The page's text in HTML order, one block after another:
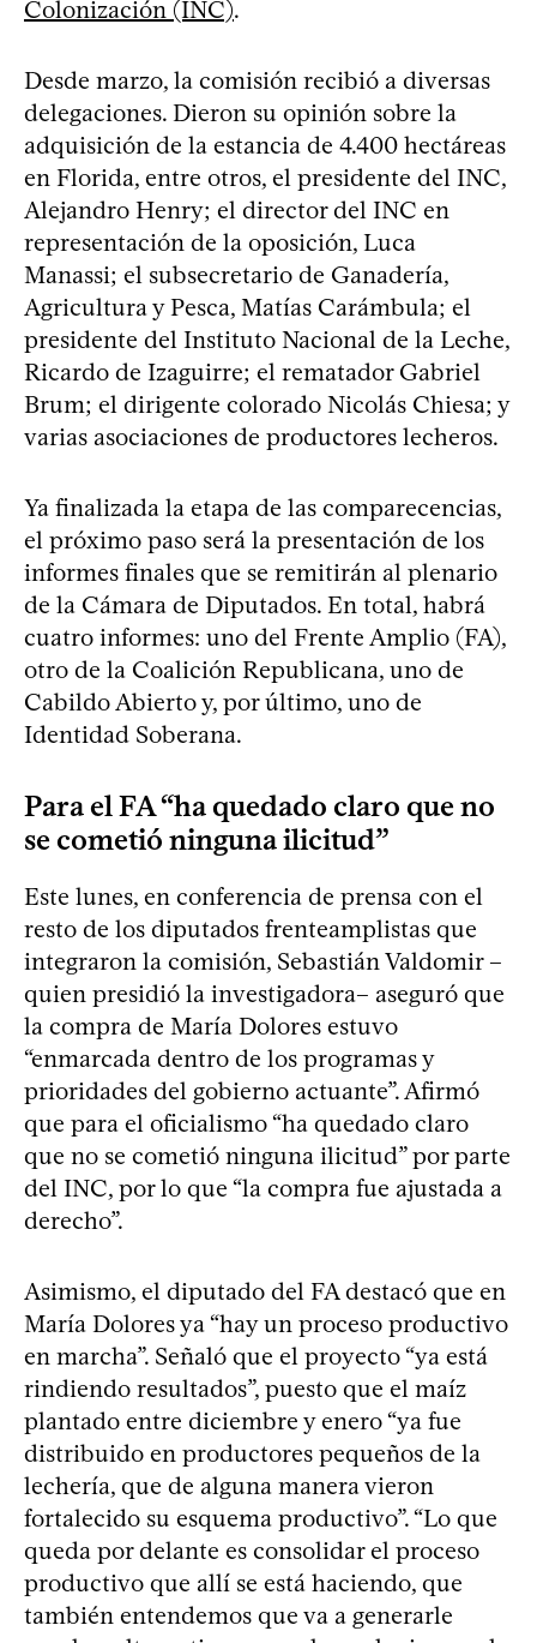
Colonización (INC).
Desde marzo, la comisión recibió a diversas
delegaciones. Dieron su opinión sobre la
adquisición de la estancia de 4.400 hectáreas
en Florida, entre otros, el presidente del INC,
Alejandro Henry; el director del INC en
representación de la oposición, Luca
Manassi; el subsecretario de Ganadería,
Agricultura y Pesca, Matías Carámbula; el
presidente del Instituto Nacional de la Leche,
Ricardo de Izaguirre; el rematador Gabriel
Brum; el dirigente colorado Nicolás Chiesa; y
varias asociaciones de productores lecheros.
Ya finalizada la etapa de las comparecencias,
el próximo paso será la presentación de los
informes finales que se remitirán al plenario
de la Cámara de Diputados. En total, habrá
cuatro informes: uno del Frente Amplio (FA),
otro de la Coalición Republicana, uno de
Cabildo Abierto y, por último, uno de
Identidad Soberana.
Para el FA “ha quedado claro que no
se cometió ninguna ilicitud”
Este lunes, en conferencia de prensa con el
resto de los diputados frenteamplistas que
integraron la comisión, Sebastián Valdomir –
quien presidió la investigadora– aseguró que
la compra de María Dolores estuvo
“enmarcada dentro de los programas y
prioridades del gobierno actuante”. Afirmó
que para el oficialismo “ha quedado claro
que no se cometió ninguna ilicitud” por parte
del INC, por lo que “la compra fue ajustada a
derecho”.
Asimismo, el diputado del FA destacó que en
María Dolores ya “hay un proceso productivo
en marcha”. Señaló que el proyecto “ya está
rindiendo resultados”, puesto que el maíz
plantado entre diciembre y enero “ya fue
distribuido en productores pequeños de la
lechería, que de alguna manera vieron
fortalecido su esquema productivo”. “Lo que
queda por delante es consolidar el proceso
productivo que allí se está haciendo, que
también entendemos que va a generarle